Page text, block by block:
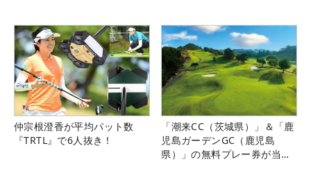
仲宗根澄香が平均パット数
『TRTL』で6人抜き！
「潮来CC（茨城県）」＆「鹿
児島ガーデンGC（鹿児島
県）」の無料プレー券が当た